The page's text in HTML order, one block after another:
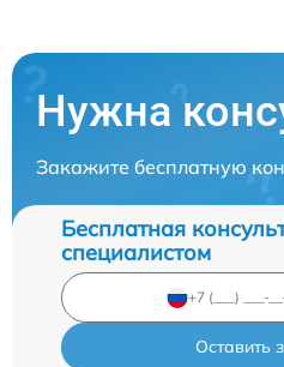
Нужна
Закажите бесплатную
Бесплатная
специалистом
Оставить